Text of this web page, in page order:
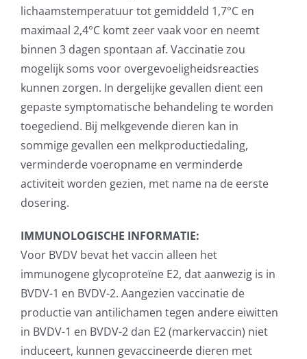
lichaamstemperatuur tot gemiddeld 1,7°C en
maximaal 2,4°C komt zeer vaak voor en neemt
binnen 3 dagen spontaan af. Vaccinatie zou
mogelijk soms voor overgevoeligheidsreacties
kunnen zorgen. In dergelijke gevallen dient een
gepaste symptomatische behandeling te worden
toegediend. Bij melkgevende dieren kan in
sommige gevallen een melkproductiedaling,
verminderde voeropname en verminderde
activiteit worden gezien, met name na de eerste
dosering.
IMMUNOLOGISCHE INFORMATIE:
Voor BVDV bevat het vaccin alleen het
immunogene glycoproteïne E2, dat aanwezig is in
BVDV-1 en BVDV-2. Aangezien vaccinatie de
productie van antilichamen tegen andere eiwitten
in BVDV-1 en BVDV-2 dan E2 (markervaccin) niet
induceert, kunnen gevaccineerde dieren met